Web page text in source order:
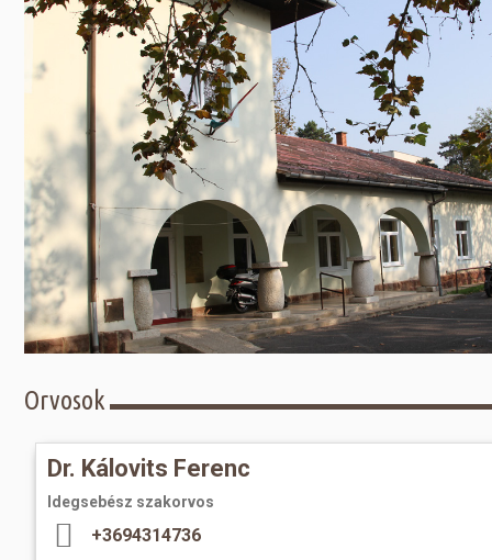
Színház/Tánc
Előadás/Kiállítás
Gyerekeknek
Sport
Buli/Disco
Kiemelt rendezvények
Tanfolyam, képzés
Tábor
Zsidó
most
Fák
Víz
Egyéb
Röplabda
Orvosok
Dr. Kálovits Ferenc
Idegsebész szakorvos
+3694314736